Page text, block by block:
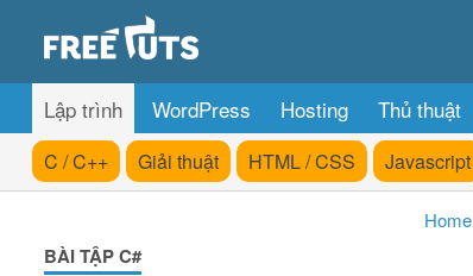
Lập trình WordPress Hosting Thủ thuật
C / C++ Giải thuật HTML / CSS Javascript
BÀI TẬP C#
Home